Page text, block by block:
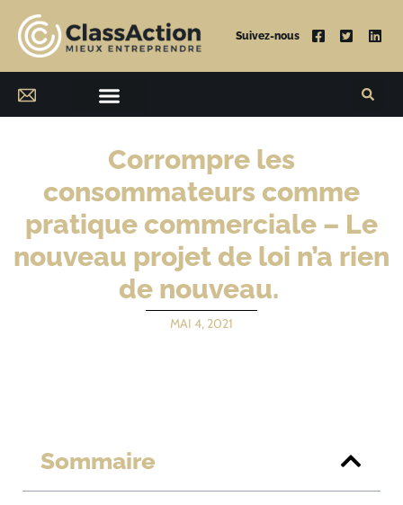
Suivez-nous
Corrompre les
consommateurs comme
pratique commerciale – Le
nouveau projet de loi n’a rien
de nouveau.
MAI 4, 2021
Sommaire